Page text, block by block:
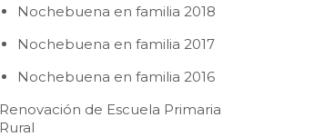
Nochebuena en familia 2018
Nochebuena en familia 2017
Nochebuena en familia 2016
Renovación de Escuela Primaria
Rural